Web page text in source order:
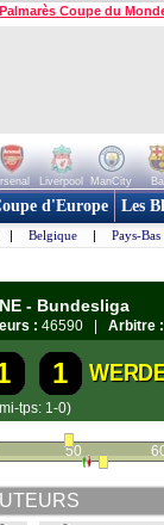
Palmarès Coupe du
Liverpool ManCity
d'Europe Les
| Belgique | Pays-Bas
- Bundesliga
: 46590 | Arbitre :
1
tps: 1-0)
50